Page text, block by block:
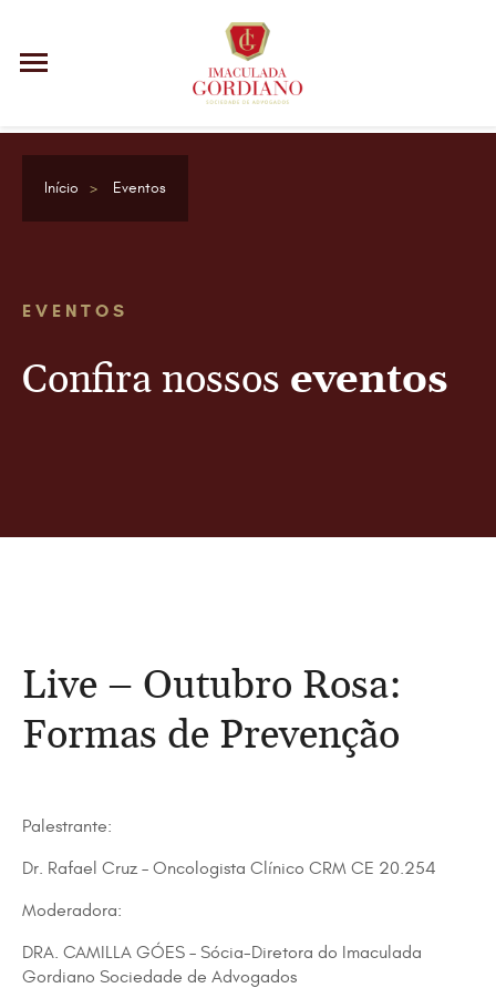
Início Eventos
EVENTOS
Confira nossos eventos
Live – Outubro Rosa:
Formas de Prevenção
Palestrante:
Dr. Rafael Cruz – Oncologista Clínico CRM CE 20.254
Moderadora:
DRA. CAMILLA GÓES – Sócia-Diretora do Imaculada
Gordiano Sociedade de Advogados